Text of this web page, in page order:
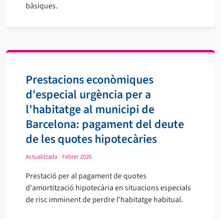
bàsiques.
Prestacions econòmiques
d'especial urgència per a
l'habitatge al municipi de
Barcelona: pagament del deute
de les quotes hipotecàries
Actualitzada - Febrer 2026
Prestació per al pagament de quotes
d'amortització hipotecària en situacions especials
de risc imminent de perdre l'habitatge habitual.